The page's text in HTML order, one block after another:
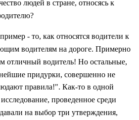
людей в стране, относясь к
- то, как относятся водители к
водителям на дороге. Примерно
отличный водитель! Но остальные,
придурки, совершенно не
правила!". Как-то в одной
проведенное среди
на выбор три утверждения,